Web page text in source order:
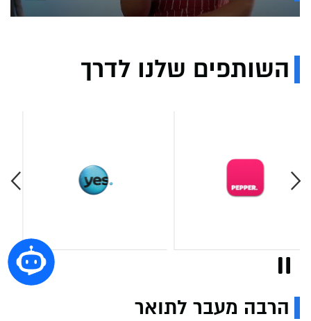
השותפים שלנו לדרך
הרבה מעבר לתואר